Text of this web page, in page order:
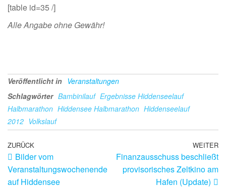
[table id=35 /]
Alle Angabe ohne Gewähr!
Veröffentlicht in Veranstaltungen
Schlagwörter Bambinilauf Ergebnisse Hiddenseelauf
Halbmarathon Hiddensee Halbmarathon Hiddenseelauf
2012 Volkslauf
ZURÜCK
Bilder vom
Veranstaltungswochenende
auf Hiddensee
WEITER
Finanzausschuss beschließt
provisorisches Zeltkino am
Hafen (Update)